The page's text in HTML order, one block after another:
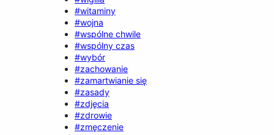
#witaminy
#wojna
#wspólne chwile
#wspólny czas
#wybór
#zachowanie
#zamartwianie się
#zasady
#zdjęcia
#zdrowie
#zmęczenie